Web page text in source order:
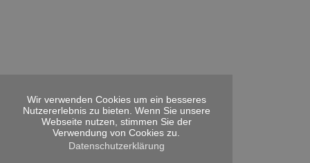
Wir verwenden Cookies um ein besseres
Nutzererlebnis zu bieten. Wenn Sie unsere
Webseite nutzen, stimmen Sie der
Verwendung von Cookies zu.
Datenschutzerklärung